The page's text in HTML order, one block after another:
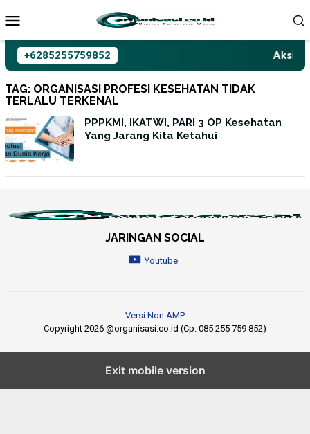
ke
+6285255759852
TAG: ORGANISASI PROFESI KESEHATAN TIDAK
TERLALU TERKENAL
PPPKMI, IKATWI, PARI 3 OP Kesehatan
Yang Jarang Kita Ketahui
JARINGAN SOCIAL
Youtube
Versi Non AMP
Copyright 2026 @organisasi.co.id (Cp: 085 255 759 852)
Exit mobile version